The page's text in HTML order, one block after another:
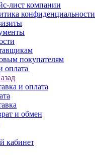
лист компании
конфиденциальности
покупателям
оплата
и оплата
и обмен
кабинет